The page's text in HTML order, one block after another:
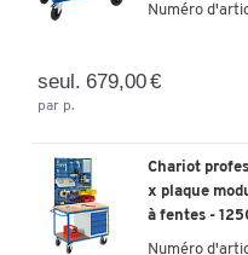
Numéro
seul. 679,00 €
par p.
Chariot
x plaque
à fentes -
Numéro